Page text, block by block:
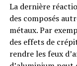
La dernière
des composés
métaux. Par
des effets de
rendre les feux